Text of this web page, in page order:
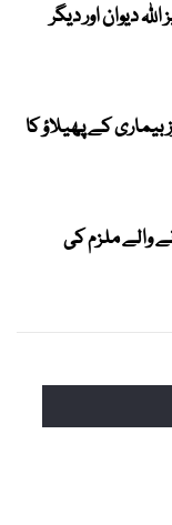
دیوان اور دیگر
بیماری کے پھیلاؤ کا
والے ملزم کی